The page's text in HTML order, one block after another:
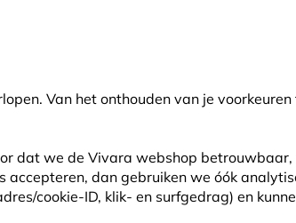
Van het onthouden van je
dat we de Vivara webshop betrouwbaar,
dan gebruiken we óók
cookie-ID, klik- en surfgedrag) en
DIEREN PLANTEN